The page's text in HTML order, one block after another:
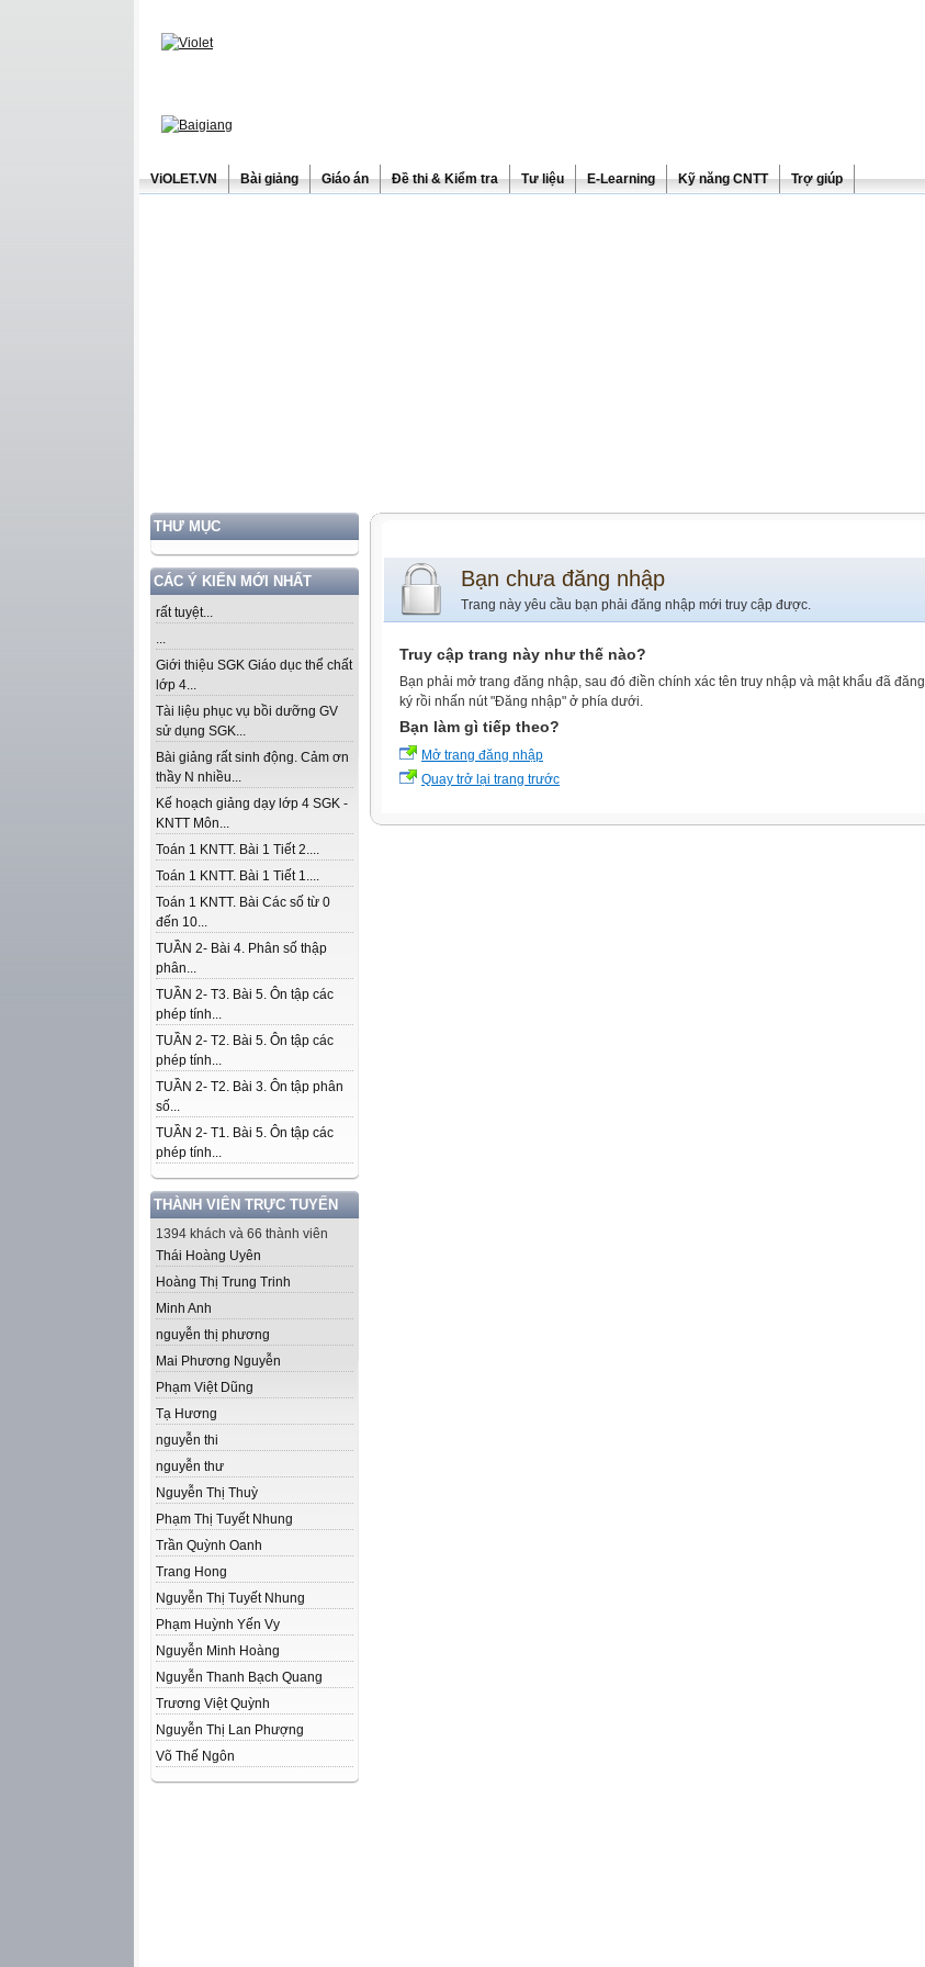
ViOLET.VN Bài giảng Giáo án Đề thi & Kiểm tra Tư liệu E-Learning Kỹ năng CNTT Trợ giúp
THƯ MỤC
CÁC Ý KIẾN MỚI NHẤT
rất tuyệt...
...
Giới thiệu SGK Giáo dục thể chất
lớp 4...
Tài liệu phục vụ bồi dưỡng GV
sử dụng SGK...
Bài giảng rất sinh động. Cảm ơn
thầy N nhiều...
Kế hoạch giảng dạy lớp 4 SGK -
KNTT Môn...
Toán 1 KNTT. Bài 1 Tiết 2....
Toán 1 KNTT. Bài 1 Tiết 1....
Toán 1 KNTT. Bài Các số từ 0
đến 10...
TUẦN 2- Bài 4. Phân số thập
phân...
TUẦN 2- T3. Bài 5. Ôn tập các
phép tính...
TUẦN 2- T2. Bài 5. Ôn tập các
phép tính...
TUẦN 2- T2. Bài 3. Ôn tập phân
số...
TUẦN 2- T1. Bài 5. Ôn tập các
phép tính...
THÀNH VIÊN TRỰC TUYẾN
1394 khách và 66 thành viên
Thái Hoàng Uyên
Hoàng Thị Trung Trinh
Minh Anh
nguyễn thị phương
Mai Phương Nguyễn
Phạm Việt Dũng
Tạ Hương
nguyễn thi
nguyễn thư
Nguyễn Thị Thuỳ
Phạm Thị Tuyết Nhung
Trần Quỳnh Oanh
Trang Hong
Nguyễn Thị Tuyết Nhung
Phạm Huỳnh Yến Vy
Nguyễn Minh Hoàng
Nguyễn Thanh Bạch Quang
Trương Việt Quỳnh
Nguyễn Thị Lan Phượng
Võ Thế Ngôn
Bạn chưa đăng nhập
Trang này yêu cầu bạn phải đăng nhập mới truy cập được.
Truy cập trang này như thế nào?
Bạn phải mở trang đăng nhập, sau đó điền chính xác tên truy nhập và mật khẩu đã đăng
ký rồi nhấn nút "Đăng nhập" ở phía dưới.
Bạn làm gì tiếp theo?
Mở trang đăng nhập
Quay trở lại trang trước